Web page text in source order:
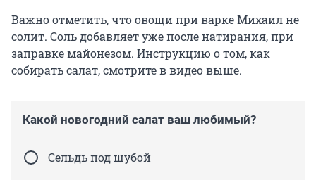
Важно отметить, что овощи при варке Михаил не
солит. Соль добавляет уже после натирания, при
заправке майонезом. Инструкцию о том, как
собирать салат, смотрите в видео выше.
Какой новогодний салат ваш любимый?
Сельдь под шубой